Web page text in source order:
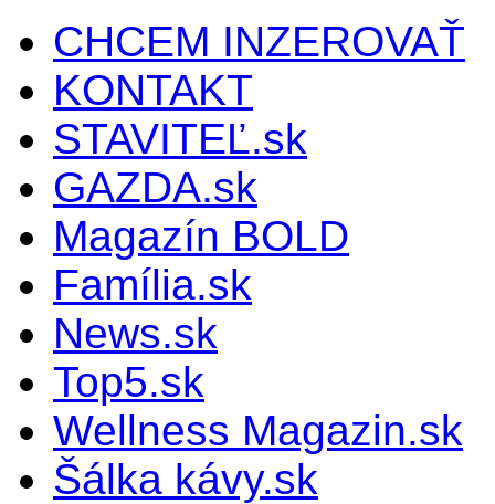
CHCEM INZEROVAŤ
KONTAKT
STAVITEĽ.sk
GAZDA.sk
Magazín BOLD
Família.sk
News.sk
Top5.sk
Wellness Magazin.sk
Šálka kávy.sk